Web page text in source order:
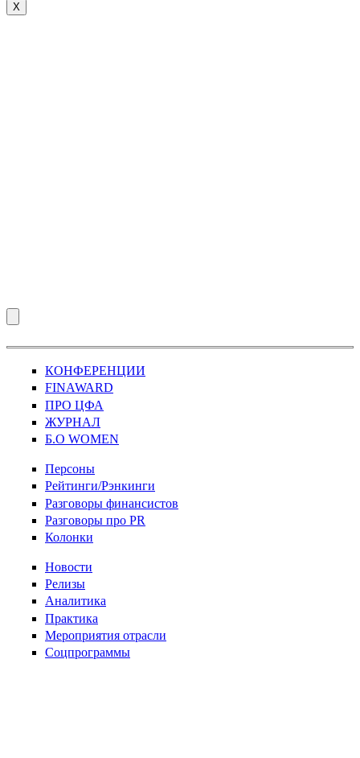
X
КОНФЕРЕНЦИИ
FINAWARD
ПРО ЦФА
ЖУРНАЛ
Б.О WOMEN
Персоны
Рейтинги/Рэнкинги
Разговоры финансистов
Разговоры про PR
Колонки
Новости
Релизы
Аналитика
Практика
Мероприятия отрасли
Соцпрограммы